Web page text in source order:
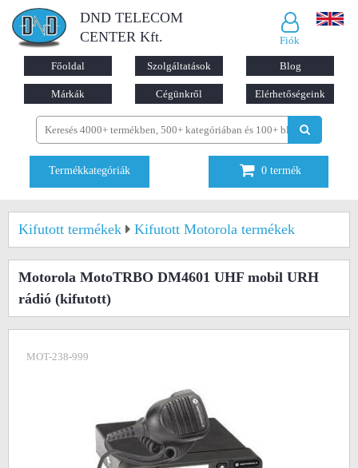
DND TELECOM
CENTER Kft.
Fiók
Főoldal Szolgáltatások Blog
Márkák Cégünkről Elérhetőségeink
Termékkategóriák 0 termék
Kifutott termékek Kifutott Motorola termékek
Motorola MotoTRBO DM4601 UHF mobil URH
rádió (kifutott)
MOT-238-999